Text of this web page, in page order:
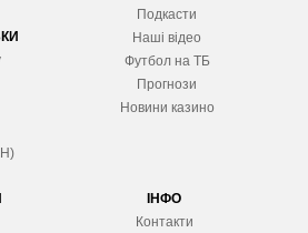
Подкасти
Наші відео
Футбол на ТБ
Прогнози
Новини казино
ІНФО
Контакти